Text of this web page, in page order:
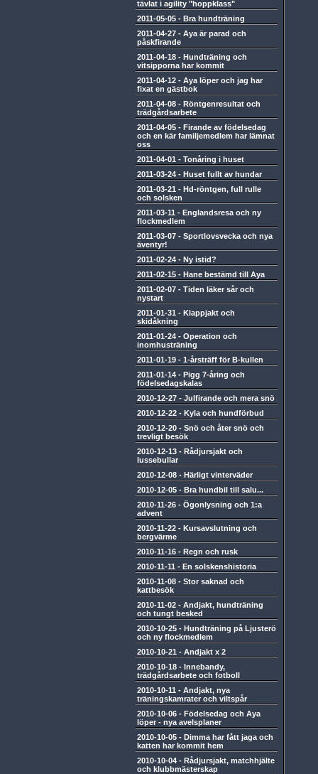
tävlat i agility "hoppklass"
2011-05-05 - Bra hundträning
2011-04-27 - Aya är parad och
påskfirande
2011-04-18 - Hundträning och
vitsipporna har kommit
2011-04-12 - Aya löper och jag har
fixat en gästbok
2011-04-08 - Röntgenresultat och
trädgårdsarbete
2011-04-05 - Firande av födelsedag
och en kär familjemedlem har lämnat
oss
2011-04-01 - Tonåring i huset
2011-03-24 - Huset fullt av hundar
2011-03-21 - Hd-röntgen, full rulle
och solsken
2011-03-11 - Englandsresa och ny
flockmedlem
2011-03-07 - Sportlovsvecka och nya
äventyr!
2011-02-24 - Ny istid?
2011-02-15 - Hane bestämd till Aya
2011-02-07 - Tiden läker sår och
nystart
2011-01-31 - Klappjakt och
skidåkning
2011-01-24 - Operation och
inomhusträning
2011-01-19 - 1-årsträff för B-kullen
2011-01-14 - Pigg 7-åring och
födelsedagskalas
2010-12-27 - Julfirande och mera snö
2010-12-22 - Kyla och hundförbud
2010-12-20 - Snö och åter snö och
trevligt besök
2010-12-13 - Rådjursjakt och
lussebullar
2010-12-08 - Härligt vinterväder
2010-12-05 - Bra hundbil till salu...
2010-11-26 - Ögonlysning och 1:a
advent
2010-11-22 - Kursavslutning och
bergvärme
2010-11-16 - Regn och rusk
2010-11-11 - En solskenshistoria
2010-11-08 - Stor saknad och
kattbesök
2010-11-02 - Andjakt, hundträning
och tungt besked
2010-10-25 - Hundträning på Ljusterö
och ny flockmedlem
2010-10-21 - Andjakt x 2
2010-10-18 - Innebandy,
trädgårdsarbete och fotboll
2010-10-11 - Andjakt, nya
träningskamrater och viltspår
2010-10-06 - Födelsedag och Aya
löper - nya avelsplaner
2010-10-05 - Dimma har fått jaga och
katten har kommit hem
2010-10-04 - Rådjursjakt, matchhjälte
och klubbmästerskap